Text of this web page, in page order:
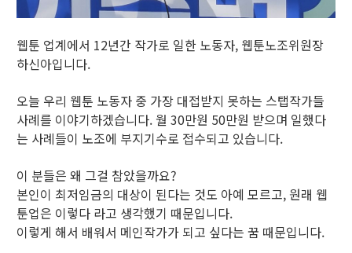
웹툰 업계에서 12년간 작가로 일한 노동자, 웹툰노조위원장
하신아입니다.
오늘 우리 웹툰 노동자 중 가장 대접받지 못하는 스탭작가들
사례를 이야기하겠습니다. 월 30만원 50만원 받으며 일했다
는 사례들이 노조에 부지기수로 접수되고 있습니다.
이 분들은 왜 그걸 참았을까요?
본인이 최저임금의 대상이 된다는 것도 아예 모르고, 원래 웹
툰업은 이렇다 라고 생각했기 때문입니다.
이렇게 해서 배워서 메인작가가 되고 싶다는 꿈 때문입니다.